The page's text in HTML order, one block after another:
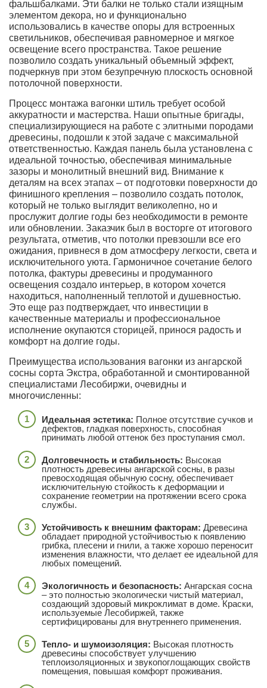
фальшбалками. Эти балки не только стали изящным
элементом декора, но и функционально
использовались в качестве опоры для встроенных
светильников, обеспечивая равномерное и мягкое
освещение всего пространства. Такое решение
позволило создать уникальный объемный эффект,
подчеркнув при этом безупречную плоскость основной
потолочной поверхности.
Процесс монтажа вагонки штиль требует особой
аккуратности и мастерства. Наши опытные бригады,
специализирующиеся на работе с элитными породами
древесины, подошли к этой задаче с максимальной
ответственностью. Каждая панель была установлена с
идеальной точностью, обеспечивая минимальные
зазоры и монолитный внешний вид. Внимание к
деталям на всех этапах – от подготовки поверхности до
финишного крепления – позволило создать потолок,
который не только выглядит великолепно, но и
прослужит долгие годы без необходимости в ремонте
или обновлении. Заказчик был в восторге от итогового
результата, отметив, что потолки превзошли все его
ожидания, привнеся в дом атмосферу легкости, света и
исключительного уюта. Гармоничное сочетание белого
потолка, фактуры древесины и продуманного
освещения создало интерьер, в котором хочется
находиться, наполненный теплотой и душевностью.
Это еще раз подтверждает, что инвестиции в
качественные материалы и профессиональное
исполнение окупаются сторицей, принося радость и
комфорт на долгие годы.
Преимущества использования вагонки из ангарской
сосны сорта Экстра, обработанной и смонтированной
специалистами Лесобиржи, очевидны и
многочисленны:
Идеальная эстетика: Полное отсутствие сучков и
дефектов, гладкая поверхность, способная
принимать любой оттенок без проступания смол.
Долговечность и стабильность: Высокая
плотность древесины ангарской сосны, в разы
превосходящая обычную сосну, обеспечивает
исключительную стойкость к деформации и
сохранение геометрии на протяжении всего срока
службы.
Устойчивость к внешним факторам: Древесина
обладает природной устойчивостью к появлению
грибка, плесени и гнили, а также хорошо переносит
изменения влажности, что делает ее идеальной для
любых помещений.
Экологичность и безопасность: Ангарская сосна
– это полностью экологически чистый материал,
создающий здоровый микроклимат в доме. Краски,
используемые Лесобиржей, также
сертифицированы для внутреннего применения.
Тепло- и шумоизоляция: Высокая плотность
древесины способствует улучшению
теплоизоляционных и звукопоглощающих свойств
помещения, повышая комфорт проживания.